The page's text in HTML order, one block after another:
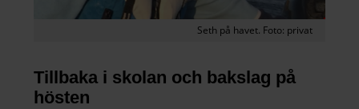
Seth på havet. Foto: privat
Tillbaka i skolan och bakslag på
hösten